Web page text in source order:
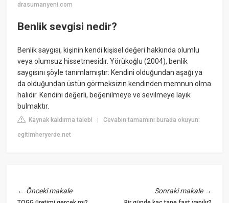
drasumanyeni.com
Benlik sevgisi nedir?
Benlik saygısı, kişinin kendi kişisel değeri hakkında olumlu
veya olumsuz hissetmesidir. Yörükoğlu (2004), benlik
saygısını şöyle tanımlamıştır: Kendini olduğundan aşağı ya
da olduğundan üstün görmeksizin kendinden memnun olma
halidir. Kendini değerli, beğenilmeye ve sevilmeye layık
bulmaktır.
Kaynak kaldırma talebi |Cevabın tamamını burada okuyun:
egitimheryerde.net
← Önceki makale Sonraki makale→